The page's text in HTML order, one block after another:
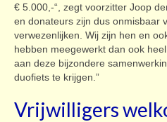
€ 5.000,-“, zegt voorzitter Joop
en donateurs zijn dus onmisbaar
verwezenlijken. Wij zijn hen en
hebben meegewerkt dan ook
aan deze bijzondere
duofiets te krijgen.”
Vrijwilligers